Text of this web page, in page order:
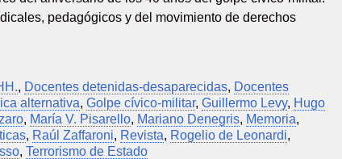
pedagógicos y del movimiento de derechos
, Docentes detenidas-desaparecidas, Docentes
alternativa,Golpe cívico-militar,Guillermo Levy, Hugo
, María V. Pisarello, Mariano Denegris, Memoria,
, Raúl Zaffaroni, Revista, Rogelio de Leonardi,
,Terrorismo de Estado